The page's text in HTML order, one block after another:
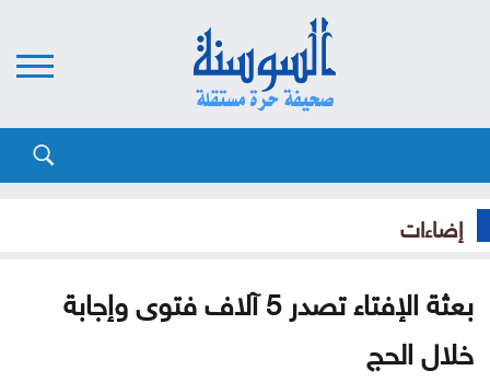
إضاءات
بعثة الإفتاء تصدر 5 آلاف فتوى وإجابة
خلال الحج